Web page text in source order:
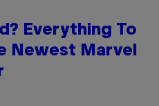
Everything To
Newest Marvel